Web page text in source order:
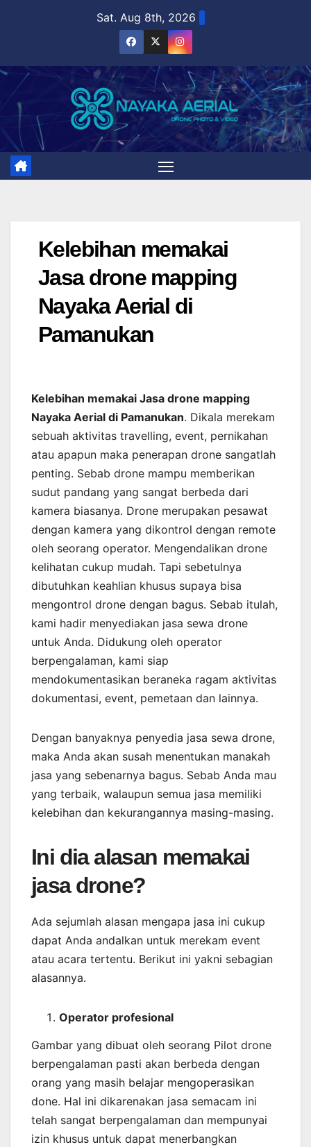
Sat. Aug 8th, 2026
Kelebihan memakai
Jasa drone mapping
Nayaka Aerial di
Pamanukan
Kelebihan memakai Jasa drone mapping
Nayaka Aerial di Pamanukan. Dikala merekam
sebuah aktivitas travelling, event, pernikahan
atau apapun maka penerapan drone sangatlah
penting. Sebab drone mampu memberikan
sudut pandang yang sangat berbeda dari
kamera biasanya. Drone merupakan pesawat
dengan kamera yang dikontrol dengan remote
oleh seorang operator. Mengendalikan drone
kelihatan cukup mudah. Tapi sebetulnya
dibutuhkan keahlian khusus supaya bisa
mengontrol drone dengan bagus. Sebab itulah,
kami hadir menyediakan jasa sewa drone
untuk Anda. Didukung oleh operator
berpengalaman, kami siap
mendokumentasikan beraneka ragam aktivitas
dokumentasi, event, pemetaan dan lainnya.
Dengan banyaknya penyedia jasa sewa drone,
maka Anda akan susah menentukan manakah
jasa yang sebenarnya bagus. Sebab Anda mau
yang terbaik, walaupun semua jasa memiliki
kelebihan dan kekurangannya masing-masing.
Ini dia alasan memakai
jasa drone?
Ada sejumlah alasan mengapa jasa ini cukup
dapat Anda andalkan untuk merekam event
atau acara tertentu. Berikut ini yakni sebagian
alasannya.
Operator profesional
Gambar yang dibuat oleh seorang Pilot drone
berpengalaman pasti akan berbeda dengan
orang yang masih belajar mengoperasikan
done. Hal ini dikarenakan jasa semacam ini
telah sangat berpengalaman dan mempunyai
izin khusus untuk dapat menerbangkan